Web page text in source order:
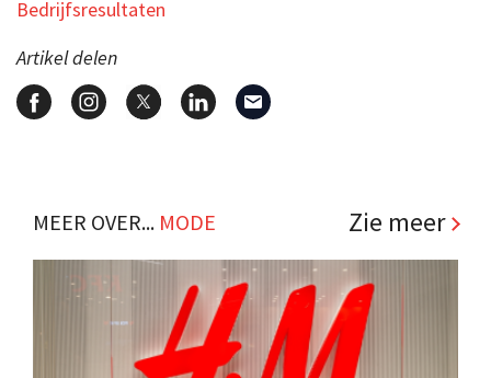
Bedrijfsresultaten
Artikel delen
MEER OVER... MODE Zie meer